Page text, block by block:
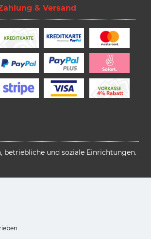
& Versand
betriebliche und soziale Einrichtungen.